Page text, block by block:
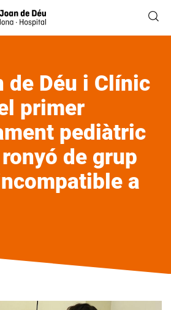
de Déu i Clínic
primer
pediàtric
de grup
a